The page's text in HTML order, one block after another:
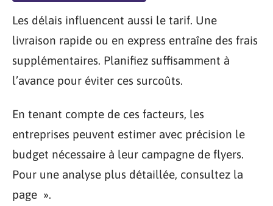
Les délais influencent aussi le tarif. Une
livraison rapide ou en express entraîne des frais
supplémentaires. Planifiez suffisamment à
l’avance pour éviter ces surcoûts.
En tenant compte de ces facteurs, les
entreprises peuvent estimer avec précision le
budget nécessaire à leur campagne de flyers.
Pour une analyse plus détaillée, consultez la
page ».